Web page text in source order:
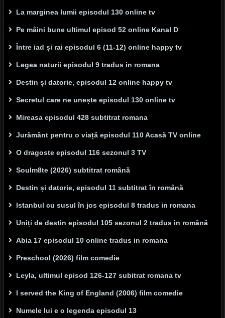
La marginea lumii episodul 130 online tv
Pe mâini bune ultimul episod 52 online Kanal D
Între iad și rai episodul 6 (11-12) online happy tv
Legea naturii episodul 9 tradus in romana
Destin și datorie, episodul 12 online happy tv
Secretul care ne unește episodul 130 online tv
Mireasa episodul 428 subtitrat romana
Jurământ pentru o viață episodul 110 Acasă TV online
O dragoste episodul 116 sezonul 3 TV
Soulm8te (2026) subtitrat română
Destin și datorie, episodul 11 subtitrat în română
Istanbul cu susul în jos episodul 8 tradus in romana
Uniți de destin episodul 105 sezonul 2 tradus in română
Abia 17 episodul 10 online tradus in romana
Preschool (2026) film comedie
Leyla, ultimul episod 126-127 subitrat romana tv
I served the King of England (2006) film comedie
Numele lui e o legenda episodul 13